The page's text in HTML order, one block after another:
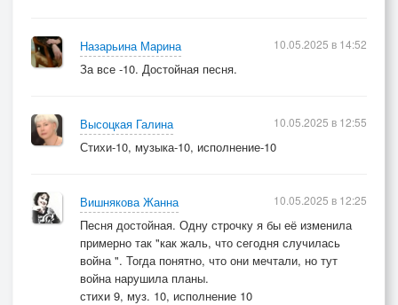
Назарьина Марина
За все -10. Достойная песня.
10.05.2025 в 14:52
Высоцкая Галина
Стихи-10, музыка-10, исполнение-10
10.05.2025 в 12:55
Вишнякова Жанна
Песня достойная. Одну строчку я бы её изменила
примерно так "как жаль, что сегодня случилась
война ". Тогда понятно, что они мечтали, но тут
война нарушила планы.
стихи 9, муз. 10, исполнение 10
10.05.2025 в 12:25